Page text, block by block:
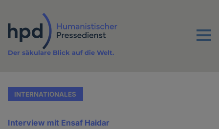
Inhalt
Menu
Der säkulare Blick auf die Welt.
INTERNATIONALES
Interview mit Ensaf Haidar